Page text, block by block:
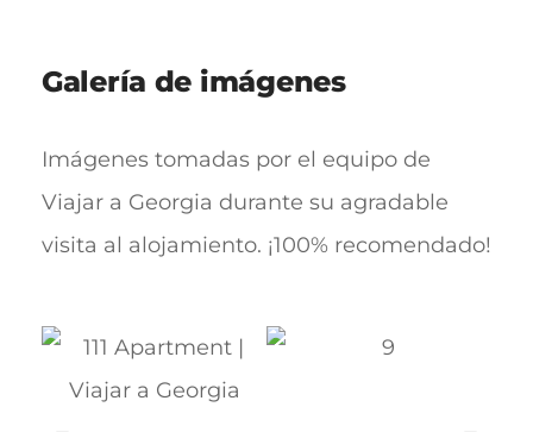
Galería de imágenes
Imágenes tomadas por el equipo de
Viajar a Georgia durante su agradable
visita al alojamiento. ¡100% recomendado!